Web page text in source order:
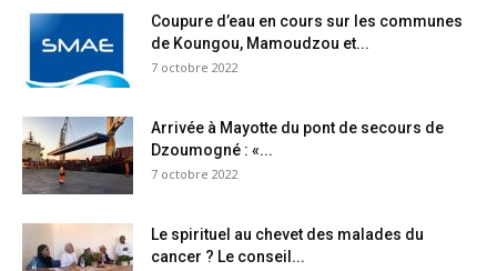
Coupure d’eau en cours sur les communes
de Koungou, Mamoudzou et...
7 octobre 2022
Arrivée à Mayotte du pont de secours de
Dzoumogné : «...
7 octobre 2022
Le spirituel au chevet des malades du
cancer ? Le conseil...